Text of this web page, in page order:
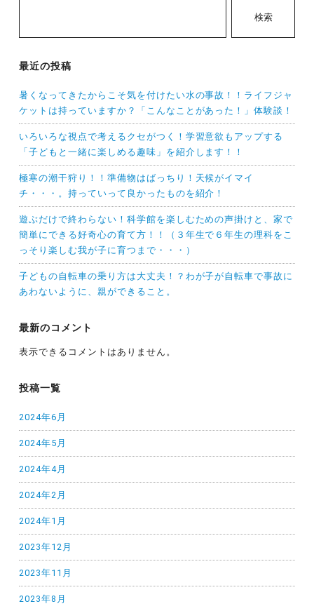
検索
最近の投稿
暑くなってきたからこそ気を付けたい水の事故！！ライフジャ
ケットは持っていますか？「こんなことがあった！」体験談！
いろいろな視点で考えるクセがつく！学習意欲もアップする
「子どもと一緒に楽しめる趣味」を紹介します！！
極寒の潮干狩り！！準備物はばっちり！天候がイマイ
チ・・・。持っていって良かったものを紹介！
遊ぶだけで終わらない！科学館を楽しむための声掛けと、家で
簡単にできる好奇心の育て方！！（３年生で６年生の理科をこ
っそり楽しむ我が子に育つまで・・・）
子どもの自転車の乗り方は大丈夫！？わが子が自転車で事故に
あわないように、親ができること。
最新のコメント
表示できるコメントはありません。
投稿一覧
2024年6月
2024年5月
2024年4月
2024年2月
2024年1月
2023年12月
2023年11月
2023年8月